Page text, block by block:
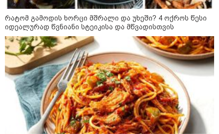
"გონებაში ვალაგებდი, ეს ამბავი
პირველად ვისთვის მეთქვა, ვის
უნდა ჩავექოლე“
"ძალიან მძიმეა ჩემთვის ის, რაც
ახლა გითხარით“
რატომ გამოდის ხორცი მშრალი და უხეში? 4 ოქროს წესი
იდეალურად წვნიანი სტეიკისა და მწვადისთვის